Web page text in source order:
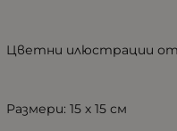
Цветни илюстрации
Размери: 15 х 15 см